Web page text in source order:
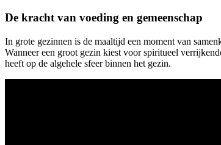
De kracht van voeding en gemeenschap
In grote gezinnen is de maaltijd een moment van
Wanneer een groot gezin kiest voor spiritueel
heeft op de algehele sfeer binnen het gezin.